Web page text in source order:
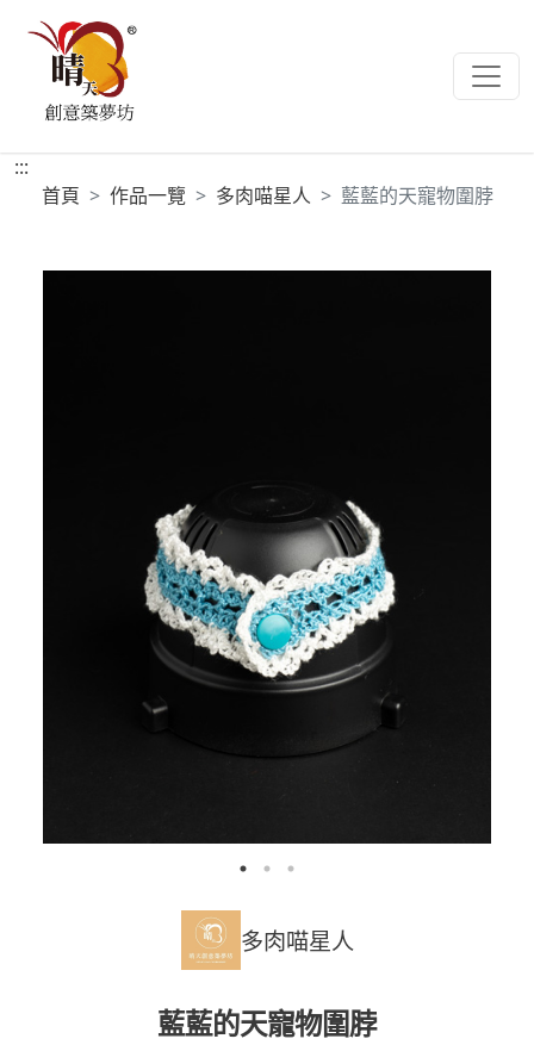
:::
首頁
作品一覽 多肉喵星人 藍藍的天寵物圍脖
多肉喵星人
藍藍的天寵物圍脖